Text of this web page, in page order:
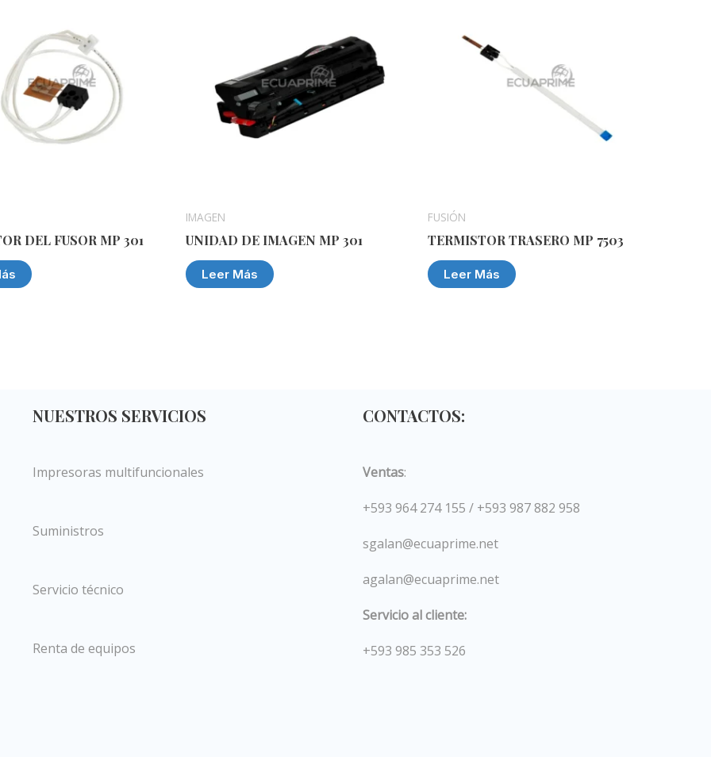
DEL FUSOR MP 301
IMAGEN
UNIDAD DE IMAGEN MP 301
Leer Más
FUSIÓN
TERMISTOR TRASERO MP 7503
Leer Más
NUESTROS SERVICIOS
Impresoras multifuncionales
Suministros
Servicio técnico
Renta de equipos
CONTACTOS:
Ventas:
+593 964 274 155 / +593 987 882 958
sgalan@ecuaprime.net
agalan@ecuaprime.net
Servicio al cliente:
+593 985 353 526